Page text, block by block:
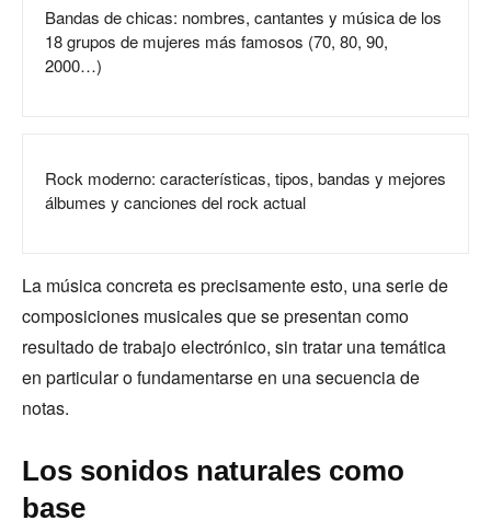
Bandas de chicas: nombres, cantantes y música de los
18 grupos de mujeres más famosos (70, 80, 90,
2000…)
Rock moderno: características, tipos, bandas y mejores
álbumes y canciones del rock actual
La música concreta es precisamente esto, una serie de
composiciones musicales que se presentan como
resultado de trabajo electrónico, sin tratar una temática
en particular o fundamentarse en una secuencia de
notas.
Los sonidos naturales como
base